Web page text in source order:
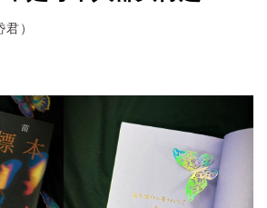
）